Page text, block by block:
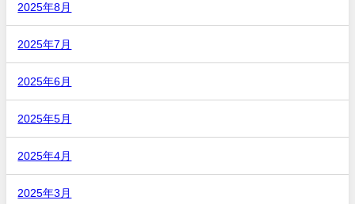
2025年8月
2025年7月
2025年6月
2025年5月
2025年4月
2025年3月